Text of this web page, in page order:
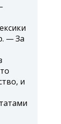
— За
и